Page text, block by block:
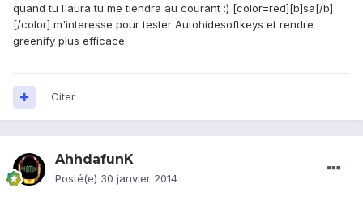
quand tu l'aura tu me tiendra au courant :) [color=red][b]sa[/b]
[/color] m'interesse pour tester Autohidesoftkeys et rendre
greenify plus efficace.
Citer
AhhdafunK
Posté(e) 30 janvier 2014